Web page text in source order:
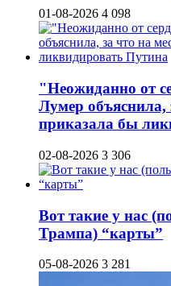
01-08-2026 4 098
"Неожиданно от
Лумер объяснила,
приказала бы
02-08-2026 3 306
Вот такие у нас
Трампа) “карты”
05-08-2026 3 281